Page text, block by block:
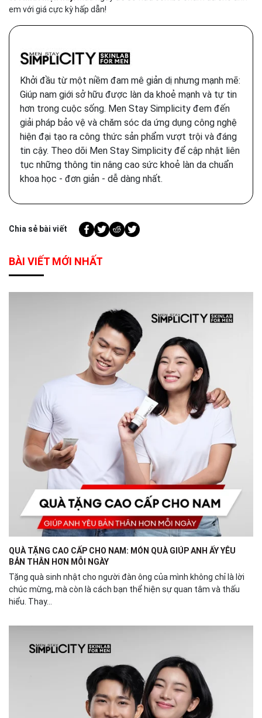
em với giá cực kỳ hấp dẫn!
Khởi đầu từ một niềm đam mê giản dị nhưng mạnh mẽ:
Giúp nam giới sở hữu được làn da khoẻ mạnh và tự tin
hơn trong cuộc sống. Men Stay Simplicity đem đến
giải pháp bảo vệ và chăm sóc da ứng dụng công nghệ
hiện đại tạo ra công thức sản phẩm vượt trội và đáng
tin cậy. Theo dõi Men Stay Simplicity để cập nhật liên
tục những thông tin nâng cao sức khoẻ làn da chuẩn
khoa học - đơn giản - dễ dàng nhất.
Chia sẻ bài viết
BÀI VIẾT MỚI NHẤT
QUÀ TẶNG CAO CẤP CHO NAM: MÓN QUÀ GIÚP ANH ẤY YÊU
BẢN THÂN HƠN MỖI NGÀY
Tặng quà sinh nhật cho người đàn ông của mình không chỉ là lời
chúc mừng, mà còn là cách bạn thể hiện sự quan tâm và thấu
hiểu. Thay...